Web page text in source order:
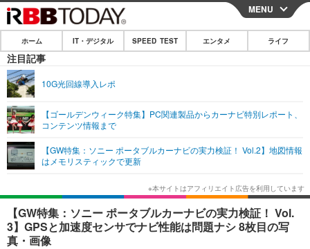
CLOSE
ホーム
IT・デジタル
ネタ
ショッピング その他
SPEED TEST
エンタメ
エンタメTOP
韓国・芸能
音楽 スポーツ
ライフ
ライフTOP グルメ
ペット ショッピング
リリース一覧
プッシュ通知の停止方法
MENU
ホーム IT・デジタル SPEED TEST エンタメ ライフ
注目記事
10G光回線導入レポ
【ゴールデンウィーク特集】PC関連製品からカーナビ特別レポート、
コンテンツ情報まで
【GW特集：ソニー ポータブルカーナビの実力検証！ Vol.2】地図情報
はメモリスティックで更新
【GW特集：ソニー ポータブルカーナビの実力検証！ Vol.
3】GPSと加速度センサでナビ性能は問題ナシ 8枚目の写
真・画像